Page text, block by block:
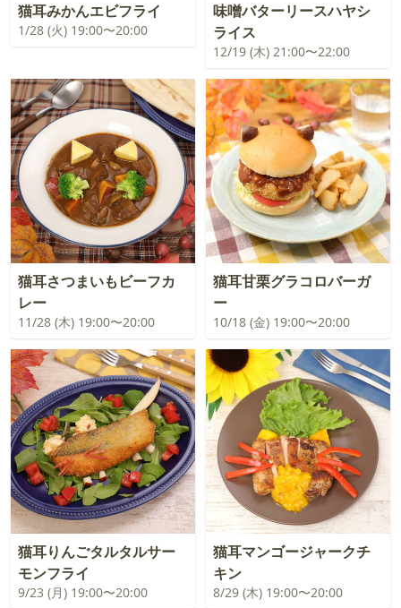
猫耳みかんエビフライ
1/28 (火) 19:00〜20:00
味噌バターリースハヤシ
ライス
12/19 (木) 21:00〜22:00
猫耳さつまいもビーフカ
レー
11/28 (木) 19:00〜20:00
猫耳甘栗グラコロバーガ
ー
10/18 (金) 19:00〜20:00
猫耳りんごタルタルサー
モンフライ
9/23 (月) 19:00〜20:00
猫耳マンゴージャークチ
キン
8/29 (木) 19:00〜20:00